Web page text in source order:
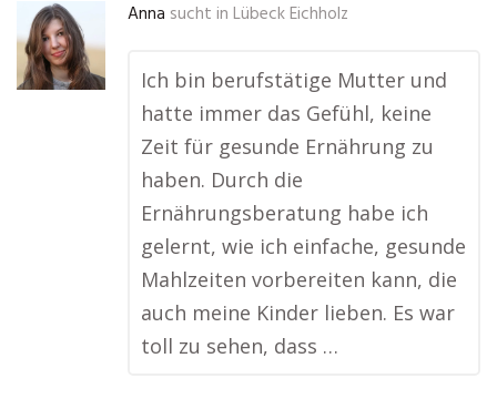
Anna sucht in Lübeck Eichholz
Ich bin berufstätige Mutter und
hatte immer das Gefühl, keine
Zeit für gesunde Ernährung zu
haben. Durch die
Ernährungsberatung habe ich
gelernt, wie ich einfache, gesunde
Mahlzeiten vorbereiten kann, die
auch meine Kinder lieben. Es war
toll zu sehen, dass …